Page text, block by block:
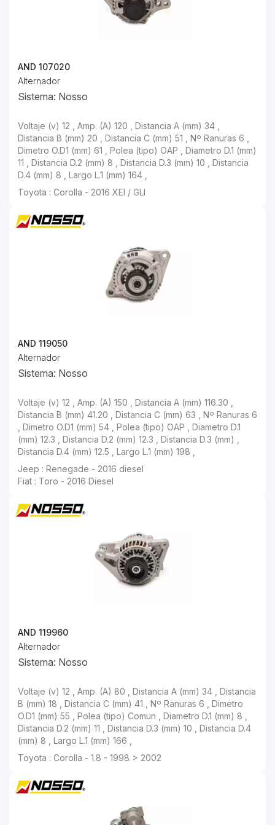
AND 107020
Alternador
Sistema: Nosso
Voltaje (v) 12 , Amp. (A) 120 , Distancia A (mm) 34 ,
Distancia B (mm) 20 , Distancia C (mm) 51 , Nº Ranuras 6 ,
Dimetro O.D1 (mm) 61 , Polea (tipo) OAP , Diametro D.1 (mm)
11 , Distancia D.2 (mm) 8 , Distancia D.3 (mm) 10 , Distancia
D.4 (mm) 8 , Largo L.1 (mm) 164 ,
Toyota : Corolla - 2016 XEI / GLI
AND 119050
Alternador
Sistema: Nosso
Voltaje (v) 12 , Amp. (A) 150 , Distancia A (mm) 116.30 ,
Distancia B (mm) 41.20 , Distancia C (mm) 63 , Nº Ranuras 6
, Dimetro O.D1 (mm) 54 , Polea (tipo) OAP , Diametro D.1
(mm) 12.3 , Distancia D.2 (mm) 12.3 , Distancia D.3 (mm) ,
Distancia D.4 (mm) 12.5 , Largo L.1 (mm) 198 ,
Jeep : Renegade - 2016 diesel
Fiat : Toro - 2016 Diesel
AND 119960
Alternador
Sistema: Nosso
Voltaje (v) 12 , Amp. (A) 80 , Distancia A (mm) 34 , Distancia
B (mm) 18 , Distancia C (mm) 41 , Nº Ranuras 6 , Dimetro
O.D1 (mm) 55 , Polea (tipo) Comun , Diametro D.1 (mm) 8 ,
Distancia D.2 (mm) 11 , Distancia D.3 (mm) 10 , Distancia D.4
(mm) 8 , Largo L.1 (mm) 166 ,
Toyota : Corolla - 1.8 - 1998 > 2002